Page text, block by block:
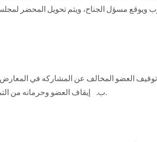
ويوقع مسؤل الجناح، ويتم تحويل المحضر لمجلس
‌ب. إيقاف العضو وحرمانه من التمتع بكافة مزايا العضوية لفترة محددة.